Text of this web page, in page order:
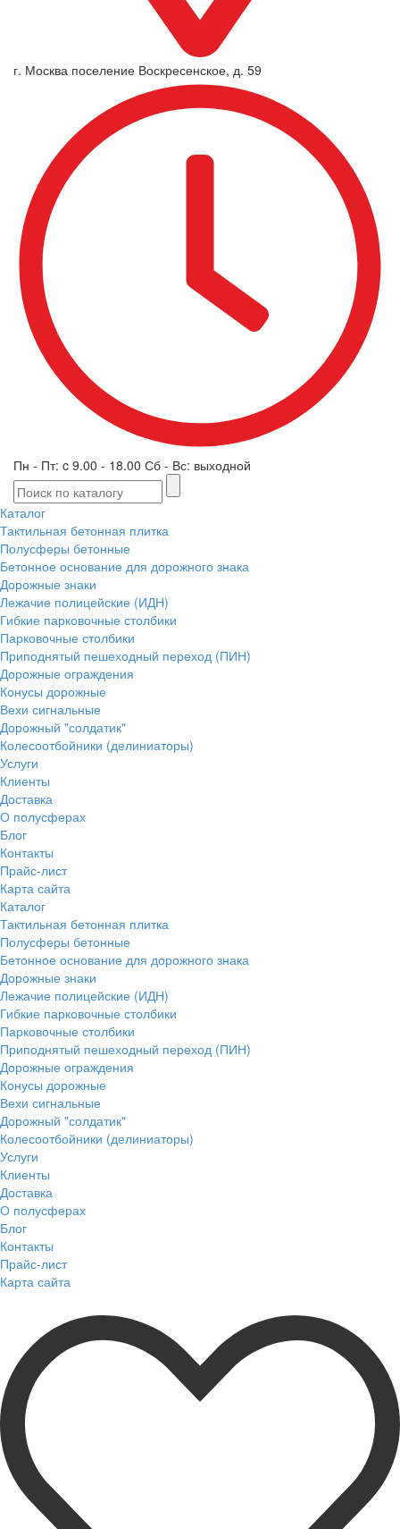
г. Москва поселение Воскресенское, д. 59
Пн - Пт: c 9.00 - 18.00 Сб - Вс: выходной
Каталог
Тактильная бетонная плитка
Полусферы бетонные
Бетонное основание для дорожного знака
Дорожные знаки
Лежачие полицейские (ИДН)
Гибкие парковочные столбики
Парковочные столбики
Приподнятый пешеходный переход (ПИН)
Дорожные ограждения
Конусы дорожные
Вехи сигнальные
Дорожный "солдатик"
Колесоотбойники (делиниаторы)
Услуги
Клиенты
Доставка
О полусферах
Блог
Контакты
Прайс-лист
Карта сайта
Каталог
Тактильная бетонная плитка
Полусферы бетонные
Бетонное основание для дорожного знака
Дорожные знаки
Лежачие полицейские (ИДН)
Гибкие парковочные столбики
Парковочные столбики
Приподнятый пешеходный переход (ПИН)
Дорожные ограждения
Конусы дорожные
Вехи сигнальные
Дорожный "солдатик"
Колесоотбойники (делиниаторы)
Услуги
Клиенты
Доставка
О полусферах
Блог
Контакты
Прайс-лист
Карта сайта